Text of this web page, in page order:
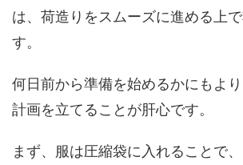
は、荷造りをスムーズに進める上
す。
何日前から準備を始めるかにもよ
計画を立てることが肝心です。
まず、服は圧縮袋に入れることで